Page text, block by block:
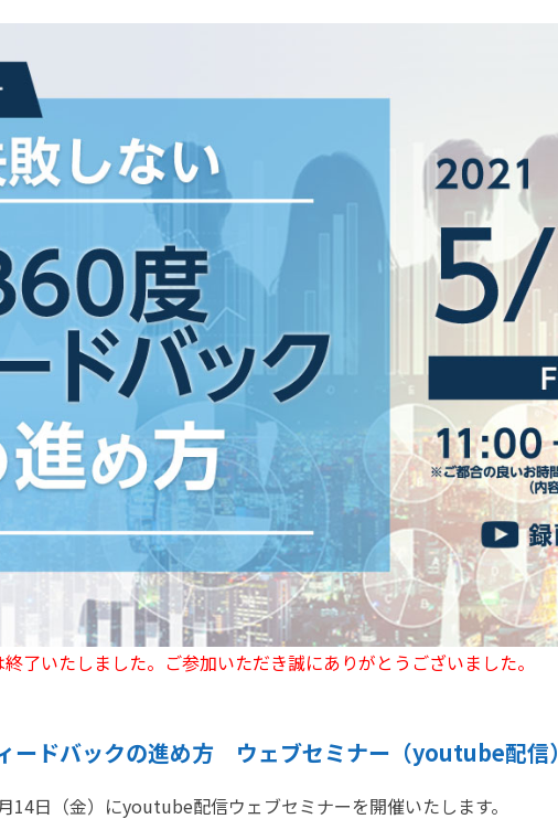
了いたしました。ご参加いただき誠にありがとうございました。
ードバックの進め方 ウェブセミナー（youtube配信）
14日（金）にyoutube配信ウェブセミナーを開催いたします。